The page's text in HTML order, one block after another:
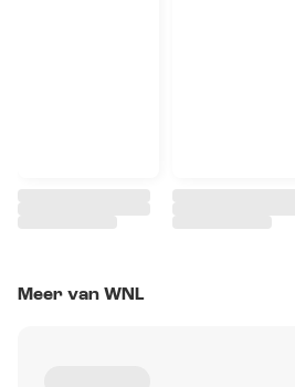
Meer van WNL